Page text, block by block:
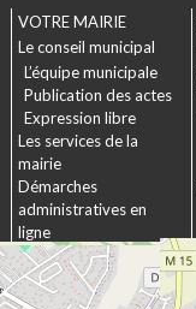
VOTRE MAIRIE
Le conseil municipal
L’équipe municipale
Publication des actes
Expression libre
Les services de la
mairie
Démarches
administratives en
ligne
Formulaires
Marchés publics